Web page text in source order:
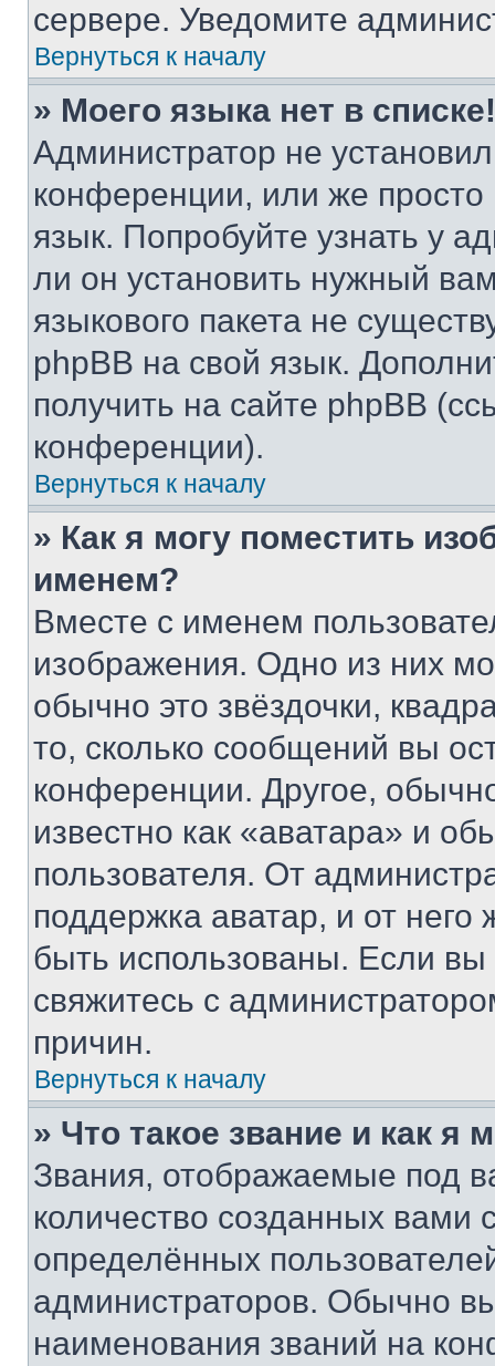
сервере. Уведомите
Вернуться к началу
» Моего языка нет в списке!
Администратор не
конференции, или же
язык. Попробуйте узнать у
ли он установить нужный
языкового пакета не
phpBB на свой язык.
получить на сайте phpBB
конференции).
Вернуться к началу
» Как я могу поместить
именем?
Вместе с именем
изображения. Одно из них
обычно это звёздочки,
то, сколько сообщений вы
конференции. Другое,
известно как «аватара» и
пользователя. От
поддержка аватар, и от него
быть использованы. Если
свяжитесь с
причин.
Вернуться к началу
» Что такое звание и как я
Звания, отображаемые под
количество созданных
определённых
администраторов. Обычно
наименования званий на